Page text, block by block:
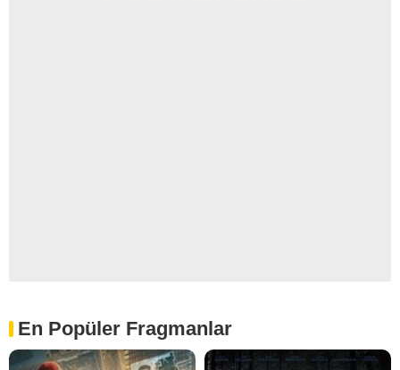
En Popüler Fragmanlar